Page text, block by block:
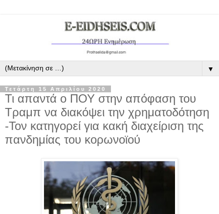
▼
Τετάρτη 15 Απριλίου 2020
Τι απαντά ο ΠΟΥ στην απόφαση του
Τραμπ να διακόψει την χρηματοδότηση
-Τον κατηγορεί για κακή διαχείριση της
πανδημίας του κορωνοϊού